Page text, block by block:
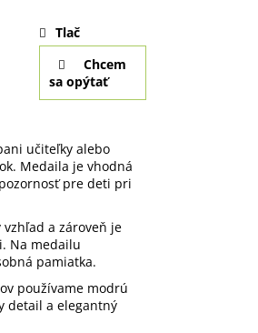
Tlač
Chcem
sa opýtať
učiteľky alebo
Medaila je vhodná
pre deti pri
a zároveň je
Na medailu
pamiatka.
používame modrú
detail a elegantný